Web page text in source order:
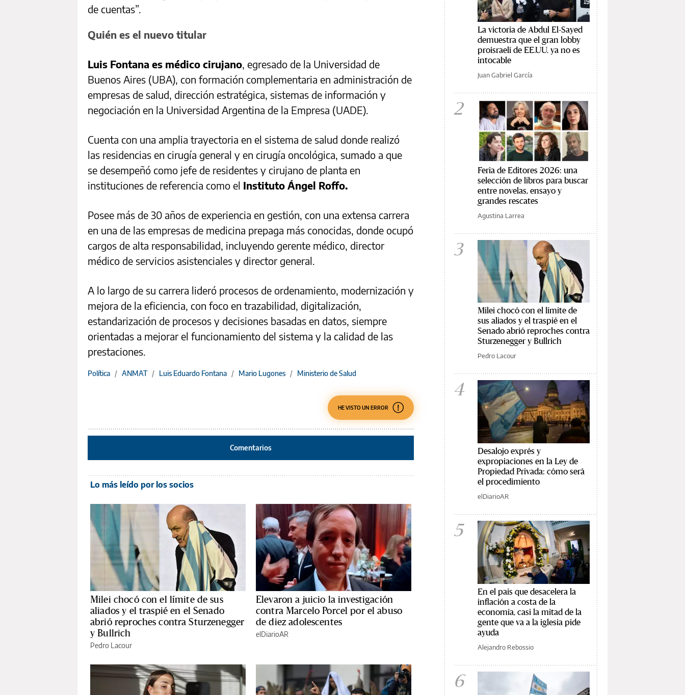
de cuentas”.
Quién es el nuevo titular
Luis Fontana es médico cirujano, egresado de la Universidad de
Buenos Aires (UBA), con formación complementaria en administración de
empresas de salud, dirección estratégica, sistemas de información y
negociación en la Universidad Argentina de la Empresa (UADE).
Cuenta con una amplia trayectoria en el sistema de salud donde realizó
las residencias en cirugía general y en cirugía oncológica, sumado a que
se desempeñó como jefe de residentes y cirujano de planta en
instituciones de referencia como el Instituto Ángel Roffo.
Posee más de 30 años de experiencia en gestión, con una extensa carrera
en una de las empresas de medicina prepaga más conocidas, donde ocupó
cargos de alta responsabilidad, incluyendo gerente médico, director
médico de servicios asistenciales y director general.
A lo largo de su carrera lideró procesos de ordenamiento, modernización y
mejora de la eficiencia, con foco en trazabilidad, digitalización,
estandarización de procesos y decisiones basadas en datos, siempre
orientadas a mejorar el funcionamiento del sistema y la calidad de las
prestaciones.
Política / ANMAT / Luis Eduardo Fontana / Mario Lugones / Ministerio de Salud
HE VISTO UN ERROR
Comentarios
Lo más leído por los socios
Milei chocó con el límite de sus
aliados y el traspié en el Senado
abrió reproches contra Sturzenegger
y Bullrich
Pedro Lacour
Elevaron a juicio la investigación
contra Marcelo Porcel por el abuso
de diez adolescentes
elDiarioAR
La victoria de Abdul El-Sayed
demuestra que el gran lobby
proisraelí de EE.UU. ya no es
intocable
Juan Gabriel García
2
Feria de Editores 2026: una
selección de libros para buscar
entre novelas, ensayo y
grandes rescates
Agustina Larrea
3
Milei chocó con el límite de
sus aliados y el traspié en el
Senado abrió reproches contra
Sturzenegger y Bullrich
Pedro Lacour
4
Desalojo exprés y
expropiaciones en la Ley de
Propiedad Privada: cómo será
el procedimiento
elDiarioAR
5
En el país que desacelera la
inflación a costa de la
economía, casi la mitad de la
gente que va a la iglesia pide
ayuda
Alejandro Rebossio
6